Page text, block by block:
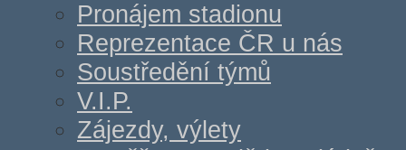
Pronájem stadionu
Reprezentace ČR u nás
Soustředění týmů
V.I.P.
Zájezdy, výlety